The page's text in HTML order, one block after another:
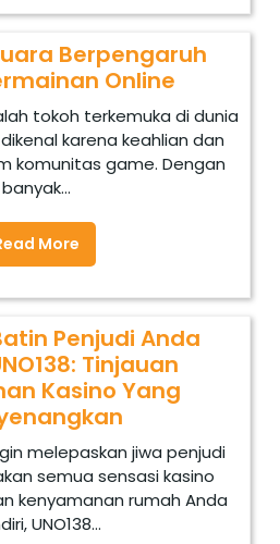
Berpengaruh
Online
tokoh terkemuka di dunia
karena keahlian dan
komunitas game. Dengan
banyak...
More
Penjudi Anda
Tinjauan
Kasino Yang
melepaskan jiwa penjudi
semua sensasi kasino
kenyamanan rumah Anda
UNO138...